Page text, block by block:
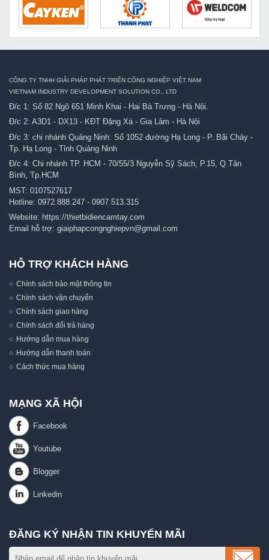
CÔNG TY TNHH GIẢI PHÁP PHÁT TRIỂN CÔNG NGHIỆP VIỆT NAM
VIETNAM INDUSTRY DEVELOPMENT SOLUTION CO., LTD
Đ/c 1: Số 82 Ngõ 651 Minh Khai - Hai Bà Trưng - Hà Nội.
Đ/c 2: A3D1 - DX13 - KĐT Đặng Xá - Gia Lâm - Hà Nội
Đ/c 3: chi nhánh Quảng Ninh: Số 1052 đường Hạ Long - P. Bãi Cháy -
Tp. Hạ Long - Tỉnh Quảng Ninh
Đ/c 4: Chi nhánh TP. HCM - 70/55/3 Nguyễn Sỹ Sách, P.15, Q.Tân
Bình, Tp.HCM
MST: 0107527617
Hotline: 0972.888.247 - 0907.513.315
Website: https://thietbidiencamtay.com
Email hỗ trợ: giaiphapcongnghiepvn@gmail.com
HỖ TRỢ KHÁCH HÀNG
Chính sách bảo mật thông tin
Chính sách vận chuyển
Chính sách giao hàng
Chính sách đổi trả hàng
Hướng dẫn mua hàng
Hướng dẫn thanh toán
Cách thức mua hàng
MẠNG XÃ HỘI
ĐĂNG KÝ NHẬN TIN KHUYẾN MÃI